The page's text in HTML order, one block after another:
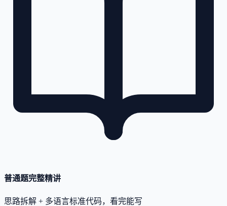
普通题完整精讲
思路拆解 + 多语言标准代码，看完能写